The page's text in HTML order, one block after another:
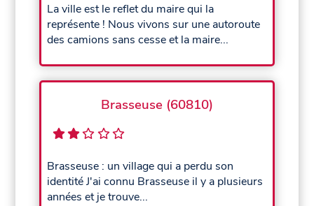
La ville est le reflet du maire qui la
représente ! Nous vivons sur une autoroute
des camions sans cesse et la maire...
Brasseuse (60810)
Brasseuse : un village qui a perdu son
identité J'ai connu Brasseuse il y a plusieurs
années et je trouve...